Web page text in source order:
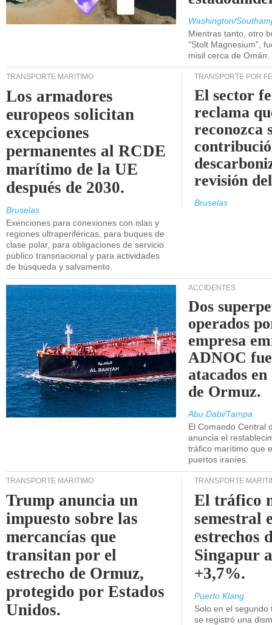
Washington/
Mientras tanto, otro
"Stolt Magnesium",
misil cerca de Omán.
TRANSPORTE MARÍTIMO
Los armadores
europeos solicitan
excepciones
permanentes al RCDE
marítimo de la UE
después de 2030.
Bruselas
Exenciones para conexiones con islas y
regiones ultraperiféricas, para buques de
clase polar, para obligaciones de servicio
público transnacional y para actividades
de búsqueda y salvamento.
TRANSPORTE POR
El sector
reclama
reconozca
revisión
Bruselas
ACCIDENTES
Dos
operados
empresa
ADNOC
atacados
de Ormuz.
Abu Dabi/Tampa
El Comando Central
anuncia el
tráfico marítimo que
puertos iraníes.
TRANSPORTE MARÍTIMO
Trump anuncia un
impuesto sobre las
mercancías que
transitan por el
estrecho de Ormuz,
protegido por Estados
Unidos.
TRANSPORTE
El tráfico
semestral
estrechos
Singapur
+3,7%.
Puerto Klang
Solo en el
se registró una